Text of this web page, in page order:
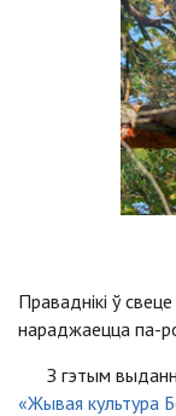
Праваднiкi ў
нараджаецца па-
З гэтым
«Жывая культура